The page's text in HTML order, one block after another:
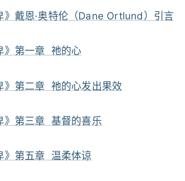
》戴恩·奥特伦（Dane Ortlund）引言
》第一章 祂的心
》第二章 祂的心发出果效
》第三章 基督的喜乐
》第五章 温柔体谅